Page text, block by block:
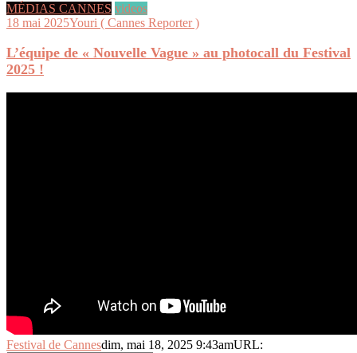
MÉDIAS CANNES videos
18 mai 2025Youri ( Cannes Reporter )
L’équipe de « Nouvelle Vague » au photocall du Festival
2025 !
Festival de Cannesdim, mai 18, 2025 9:43amURL: